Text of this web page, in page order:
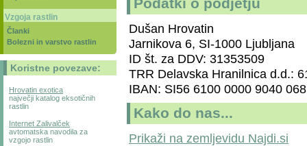
Dušan Hrovatin
Jarnikova 6, SI-1000 Ljubljana
ID št. za DDV: 31353509
TRR Delavska Hranilnica d.d.:
IBAN: SI56 6100 0000 9040 068
Kako do nas...
Prikaži na zemljevidu Najdi.si
Vzgoja rastlin
Članki
Bolezni in varstvo rastlin
Koristne povezave:
Hrovatin exotica
največji katalog eksotičnih
rastlin
Internet Zalivalček
avtomatska navodila za
vzgojo rastlin